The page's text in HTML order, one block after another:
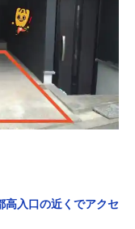
高入口の近くでアクセ